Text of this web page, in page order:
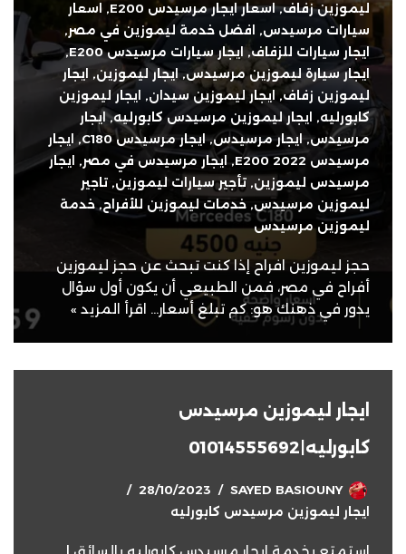
ليموزين زفاف,اسعار ايجار مرسيدس E200 , اسعار
سيارات مرسيدس, افضل خدمة ليموزين في مصر,
ايجار سيارات للزفاف,ايجار سيارات مرسيدس E200
,
ايجار سيارة ليموزين مرسيدس,ايجار ليموزين,
ايجار
ليموزين زفاف, ايجار ليموزين سيدان,
ايجار ليموزين
كابورليه, ايجار ليموزين مرسيدس كابورليه,ايجار
مرسيدس,ايجار مرسيدس,ايجار مرسيدس C180 , ايجار
مرسيدس E200 2022
,ايجار مرسيدس في مصر,
ايجار
مرسيدس ليموزين, تأجير سيارات ليموزين, تاجير
ليموزين مرسيدس, خدمات ليموزين للأفراح, خدمة
ليموزين مرسيدس
حجز ليموزين افراح إذا كنت تبحث عن حجز ليموزين
أفراح في مصر، فمن الطبيعي أن يكون أول سؤال
يدور في ذهنك هو: كم تبلغ أسعار… اقرأ المزيد »
ايجار ليموزين مرسيدس
كابورليه|01014555692
SAYED BASIOUNY
28/10/2023
ايجار ليموزين مرسيدس كابورليه